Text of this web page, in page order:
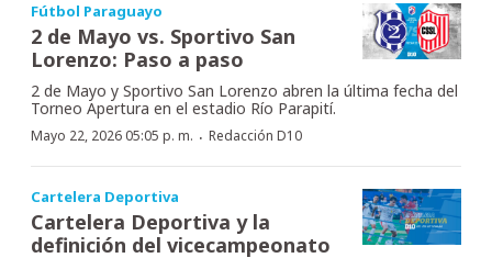
Fútbol Paraguayo
2 de Mayo vs. Sportivo San
Lorenzo: Paso a paso
2 de Mayo y Sportivo San Lorenzo abren la última fecha del
Torneo Apertura en el estadio Río Parapití.
Mayo 22, 2026 05:05 p. m. · Redacción D10
Cartelera Deportiva
Cartelera Deportiva y la
definición del vicecampeonato